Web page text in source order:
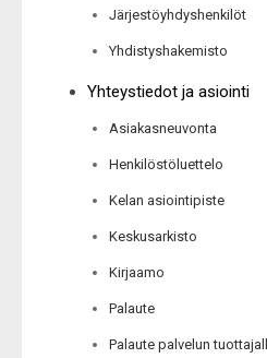
Järjestöyhdyshenkilöt
Yhdistyshakemisto
Yhteystiedot ja asiointi
Asiakasneuvonta
Henkilöstöluettelo
Kelan asiointipiste
Keskusarkisto
Kirjaamo
Palaute
Palaute palvelun